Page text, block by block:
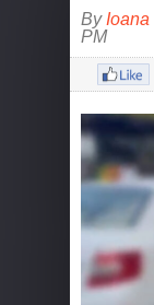
By Ioana
PM